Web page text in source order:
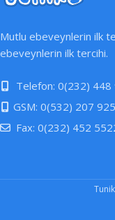
Mutlu ebeveynlerin ilk
ebeveynlerin ilk tercihi.
Telefon: 0(232) 448
GSM: 0(532) 207
Fax: 0(232) 452